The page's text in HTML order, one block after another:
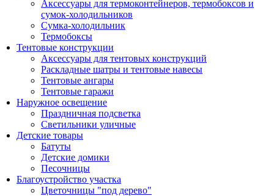
Аксессуары для термоконтейнеров, термобоксов и
сумок-холодильников
Сумка-холодильник
Термобоксы
Тентовые конструкции
Аксессуары для тентовых конструкций
Раскладные шатры и тентовые навесы
Тентовые ангары
Тентовые гаражи
Наружное освещение
Праздничная подсветка
Светильники уличные
Детские товары
Батуты
Детские домики
Песочницы
Благоустройство участка
Цветочницы "под дерево"